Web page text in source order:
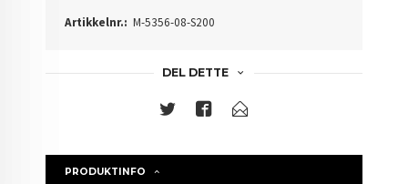
Artikkelnr.: M-5356-08-S200
DEL DETTE
PRODUKTINFO